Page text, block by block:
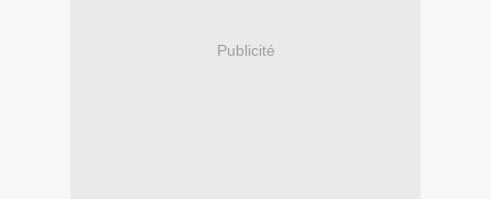
Publicité